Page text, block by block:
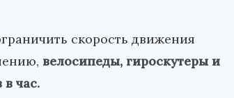
скорость движения
велосипеды, гироскутеры и
час.